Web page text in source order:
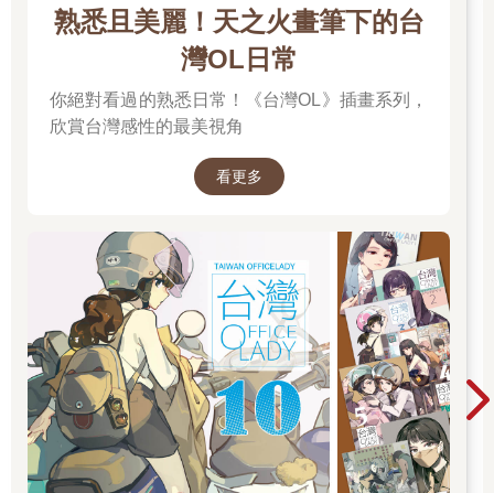
熟悉且美麗！天之火畫筆下的台
灣OL日常
你絕對看過的熟悉日常！《台灣OL》插畫系列，
欣賞台灣感性的最美視角
看更多